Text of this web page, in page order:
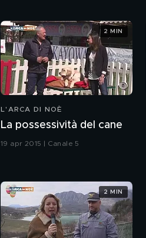
L'ARCA DI NOÈ
La possessività del cane
19 apr 2015 | Canale 5
2 MIN
2 MIN